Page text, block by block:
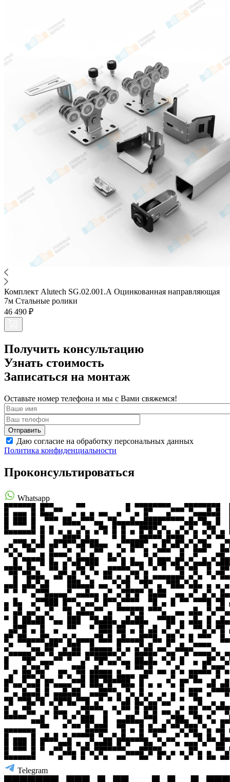
Комплект Alutech SG.02.001.А Оцинкованная направляющая
7м Стальные ролики
46 490 ₽
Получить консультацию
Узнать стоимость
Записаться на монтаж
Оставьте номер телефона и мы с Вами свяжемся!
Даю согласие на обработку персональных данных
Политика конфиденциальности
Проконсультироваться
Whatsapp
Telegram